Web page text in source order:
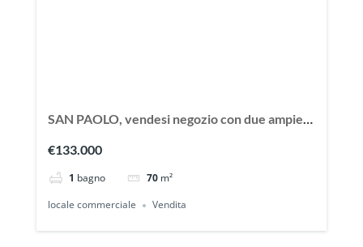
SAN PAOLO, vendesi negozio con due ampie
€133.000
1 bagno 70 m²
locale commerciale
Vendita